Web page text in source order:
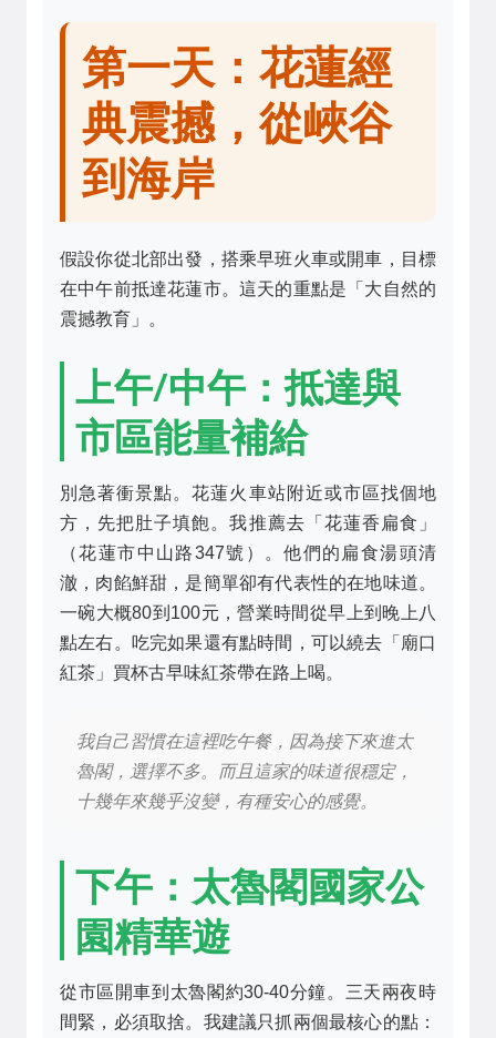
第一天：花蓮經
典震撼，從峽谷
到海岸
假設你從北部出發，搭乘早班火車或開車，目標
在中午前抵達花蓮市。這天的重點是「大自然的
震撼教育」。
上午/中午：抵達與
市區能量補給
別急著衝景點。花蓮火車站附近或市區找個地
方，先把肚子填飽。我推薦去 「花蓮香扁食」
（花蓮市中山路347號）。他們的扁食湯頭清
澈，肉餡鮮甜，是簡單卻有代表性的在地味道。
一碗大概80到100元，營業時間從早上到晚上八
點左右。吃完如果還有點時間，可以繞去 「廟口
紅茶」 買杯古早味紅茶帶在路上喝。
我自己習慣在這裡吃午餐，因為接下來進太
魯閣，選擇不多。而且這家的味道很穩定，
十幾年來幾乎沒變，有種安心的感覺。
下午：太魯閣國家公
園精華遊
從市區開車到太魯閣約30-40分鐘。三天兩夜時
間緊，必須取捨。我建議只抓兩個最核心的點：